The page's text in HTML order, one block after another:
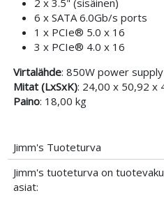
6 x SATA 6.0Gb/s ports
1 x PCIe® 5.0 x 16
3 x PCIe® 4.0 x 16
Virtalähde: 850W power
Mitat (LxSxK): 24,00 x 50,92 x
Paino: 18,00 kg
Jimm's Tuoteturva
Jimm's tuoteturva on
asiat: